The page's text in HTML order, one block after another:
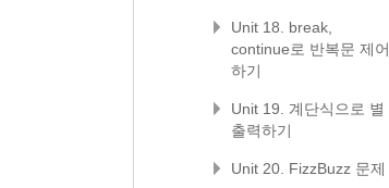
Unit 18. break,
continue로 반복문 제어
하기
Unit 19. 계단식으로 별
출력하기
Unit 20. FizzBuzz 문제